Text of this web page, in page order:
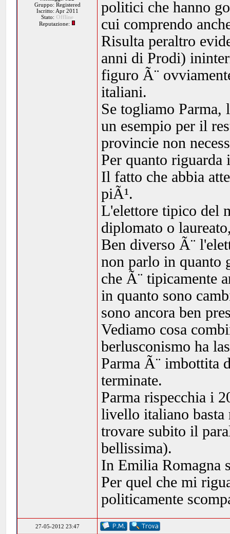
Gruppo: Registered
Iscritto: Apr 2011
Stato: Offline
Reputazione:
politici che hanno
cui comprendo
Risulta peraltro
anni di Prodi)
figuro Ã¨
italiani.
Se togliamo
un esempio per il
provincie non
Per quanto
Il fatto che abbia
piÃ¹.
L'elettore tipico del
diplomato o
Ben diverso Ã¨
non parlo in quanto
che Ã¨ tipicamente
in quanto sono
sono ancora ben
Vediamo cosa
berlusconismo ha
Parma Ã¨ imbottita
terminate.
Parma rispecchia i
livello italiano basta
trovare subito il
bellissima).
In Emilia Romagna
Per quel che mi
politicamente
27-05-2012 23:47